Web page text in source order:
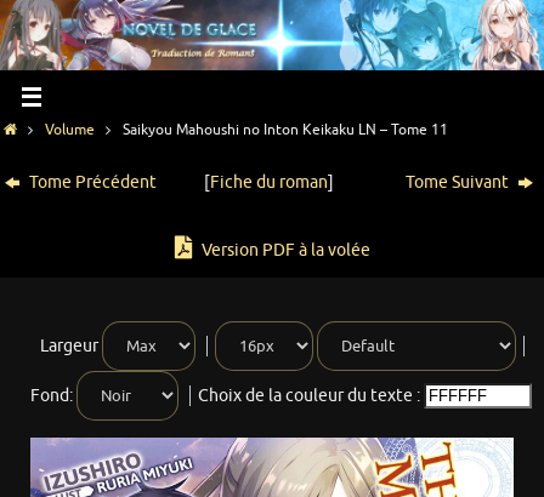
Volume Saikyou Mahoushi no Inton Keikaku LN – Tome 11
Tome Précédent [Fiche du roman] Tome Suivant
Version PDF à la volée
Largeur
Fond: Choix de la couleur du texte :